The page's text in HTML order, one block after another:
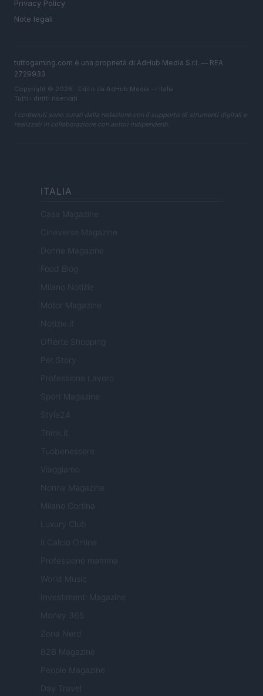
Privacy Policy
Note legali
tuttogaming.com è una proprietà di AdHub Media S.r.l. — REA
2729933
Copyright © 2026 · Edito da AdHub Media — Italia
Tutti i diritti riservati
I contenuti sono curati dalla redazione con il supporto di strumenti digitali e
realizzati in collaborazione con autori indipendenti.
ITALIA
Casa Magazine
Cineverse Magazine
Donne Magazine
Food Blog
Milano Notizie
Motor Magazine
Notizie.it
Offerte Shopping
Pet Story
Professione Lavoro
Sport Magazine
Style24
Think.it
Tuobenessere
Viaggiamo
Nonne Magazine
Milano Cortina
Luxury Club
Il Calcio Online
Professione mamma
World Music
Investimenti Magazine
Money 365
Zona Nerd
B2B Magazine
People Magazine
Day Travel